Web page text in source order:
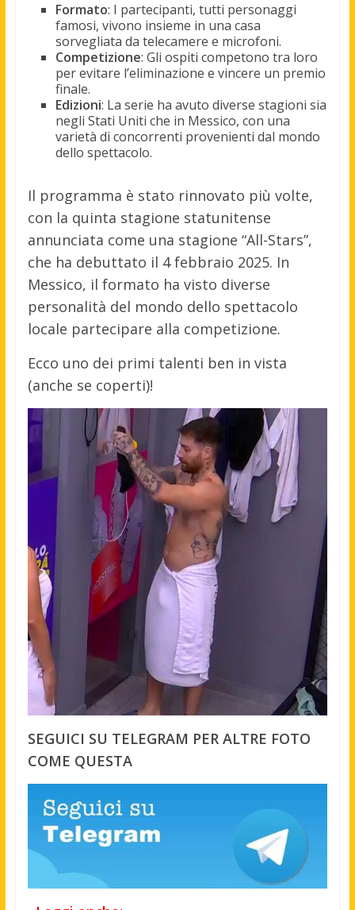
Formato: I partecipanti, tutti personaggi
famosi, vivono insieme in una casa
sorvegliata da telecamere e microfoni.
Competizione: Gli ospiti competono tra loro
per evitare l’eliminazione e vincere un premio
finale.
Edizioni: La serie ha avuto diverse stagioni sia
negli Stati Uniti che in Messico, con una
varietà di concorrenti provenienti dal mondo
dello spettacolo.
Il programma è stato rinnovato più volte,
con la quinta stagione statunitense
annunciata come una stagione “All-Stars”,
che ha debuttato il 4 febbraio 2025. In
Messico, il formato ha visto diverse
personalità del mondo dello spettacolo
locale partecipare alla competizione.
Ecco uno dei primi talenti ben in vista
(anche se coperti)!
SEGUICI SU TELEGRAM PER ALTRE FOTO
COME QUESTA